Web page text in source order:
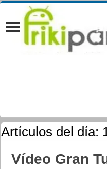
Artículos del día:
Vídeo Gran